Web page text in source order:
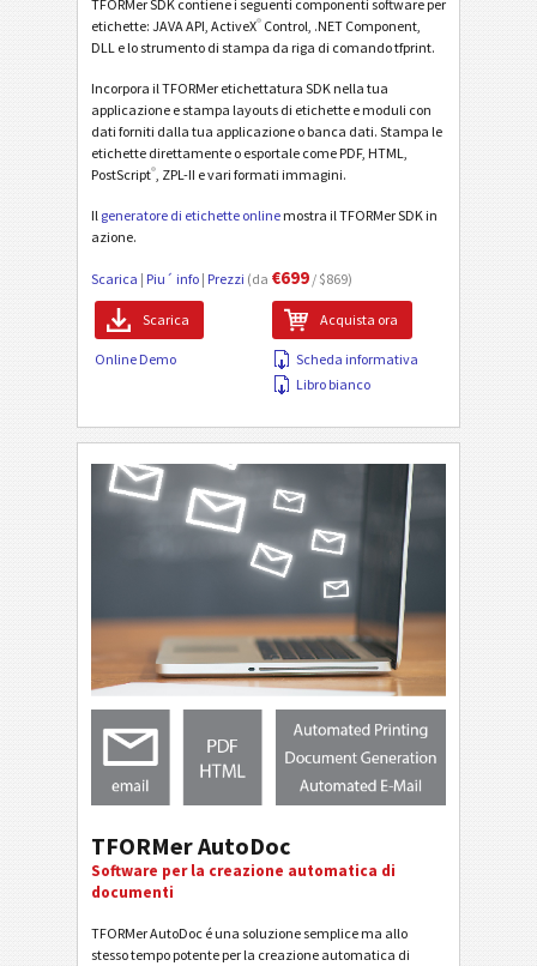
TFORMer SDK contiene i seguenti componenti software per
etichette: JAVA API, ActiveX® Control, .NET Component,
DLL e lo strumento di stampa da riga di comando tfprint.
Incorpora il TFORMer etichettatura SDK nella tua
applicazione e stampa layouts di etichette e moduli con
dati forniti dalla tua applicazione o banca dati. Stampa le
etichette direttamente o esportale come PDF, HTML,
PostScript®, ZPL-II e vari formati immagini.
Il generatore di etichette online mostra il TFORMer SDK in
azione.
Scarica | Piu´ info | Prezzi (da €699 / $869)
Scarica Acquista ora
Online Demo
Scheda informativa
Libro bianco
TFORMer AutoDoc
Software per la creazione automatica di
documenti
TFORMer AutoDoc é una soluzione semplice ma allo
stesso tempo potente per la creazione automatica di